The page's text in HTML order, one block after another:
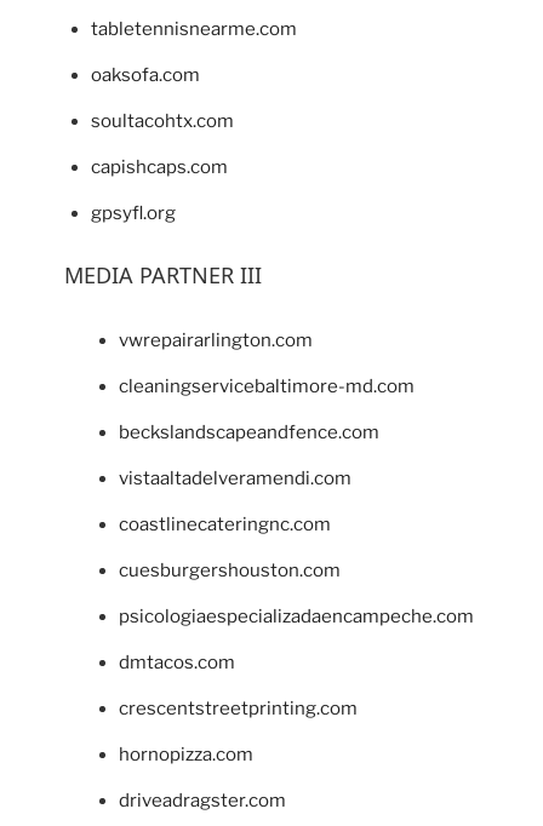
tabletennisnearme.com
oaksofa.com
soultacohtx.com
capishcaps.com
gpsyfl.org
MEDIA PARTNER III
vwrepairarlington.com
cleaningservicebaltimore-md.com
beckslandscapeandfence.com
vistaaltadelveramendi.com
coastlinecateringnc.com
cuesburgershouston.com
psicologiaespecializadaencampeche.com
dmtacos.com
crescentstreetprinting.com
hornopizza.com
driveadragster.com